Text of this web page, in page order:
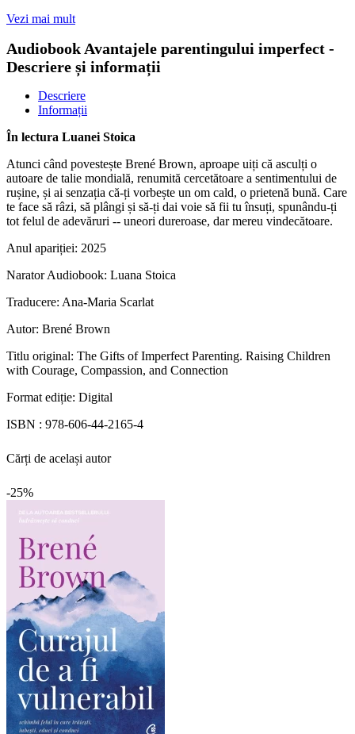
Vezi mai mult
Audiobook Avantajele parentingului imperfect -
Descriere și informații
Descriere
Informații
În lectura Luanei Stoica
Atunci când povestește Brené Brown, aproape uiți că asculți o
autoare de talie mondială, renumită cercetătoare a sentimentului de
rușine, și ai senzația că-ți vorbește un om cald, o prietenă bună. Care
te face să râzi, să plângi și să-ți dai voie să fii tu însuți, spunându-ți
tot felul de adevăruri -- uneori dureroase, dar mereu vindecătoare.
Anul apariției: 2025
Narator Audiobook: Luana Stoica
Traducere: Ana-Maria Scarlat
Autor: Brené Brown
Titlu original: The Gifts of Imperfect Parenting. Raising Children
with Courage, Compassion, and Connection
Format ediție: Digital
ISBN : 978-606-44-2165-4
Cărți de același autor
-25%